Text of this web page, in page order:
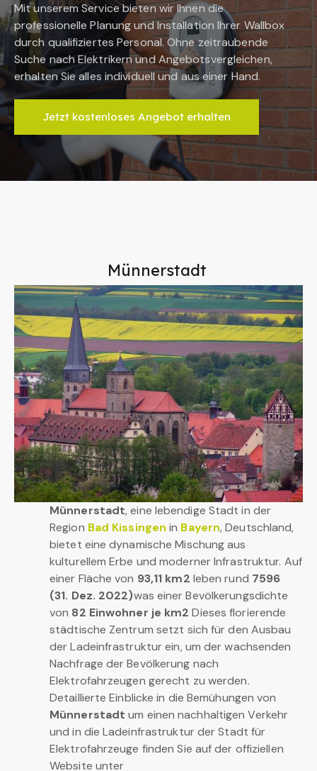
Mit unserem Service bieten wir Ihnen die
professionelle Planung und Installation Ihrer Wallbox
durch qualifiziertes Personal. Ohne zeitraubende
Suche nach Elektrikern und Angebotsvergleichen,
erhalten Sie alles individuell und aus einer Hand.
Jetzt kostenloses Angebot erhalten
Münnerstadt
Münnerstadt, eine lebendige Stadt in der
Region Bad Kissingen in Bayern, Deutschland,
bietet eine dynamische Mischung aus
kulturellem Erbe und moderner Infrastruktur. Auf
einer Fläche von 93,11 km2 leben rund 7596
(31. Dez. 2022)was einer Bevölkerungsdichte
von 82 Einwohner je km2 Dieses florierende
städtische Zentrum setzt sich für den Ausbau
der Ladeinfrastruktur ein, um der wachsenden
Nachfrage der Bevölkerung nach
Elektrofahrzeugen gerecht zu werden.
Detaillierte Einblicke in die Bemühungen von
Münnerstadt um einen nachhaltigen Verkehr
und in die Ladeinfrastruktur der Stadt für
Elektrofahrzeuge finden Sie auf der offiziellen
Website unter